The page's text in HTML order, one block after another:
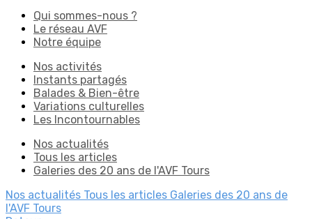
Qui sommes-nous ?
Le réseau AVF
Notre équipe
Nos activités
Instants partagés
Balades & Bien-être
Variations culturelles
Les Incontournables
Nos actualités
Tous les articles
Galeries des 20 ans de l'AVF Tours
Nos actualités Tous les articles Galeries des 20 ans de
l'AVF Tours